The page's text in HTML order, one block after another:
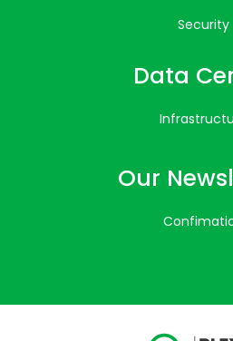
Security
Data
Our